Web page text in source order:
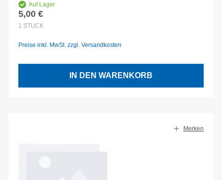
Auf Lager
Regulärer Preis:
5,00 €
1 STÜCK
Preise inkl. MwSt. zzgl. Versandkosten
IN DEN WARENKORB
Merken